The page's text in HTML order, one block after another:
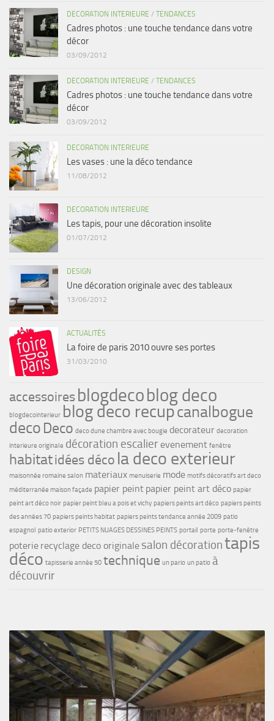
DECORATION INTERIEURE / TENDANCES
Cadres photos : une touche tendance dans votre
décor
03/09/2012
DECORATION INTERIEURE / TENDANCES
Cadres photos : une touche tendance dans votre
décor
03/09/2012
DECORATION INTERIEURE
Les vases : une la déco tendance
11/08/2012
DECORATION INTERIEURE
Les tapis, pour une décoration insolite
01/07/2012
DESIGN
Une décoration originale avec des tableaux
13/06/2012
ACTUALITÉS
La foire de paris 2010 ouvre ses portes
31/03/2010
accessoiresblogdecoblog deco
blogdecointerieur blog deco recupcanalbogue
deco Deco deco dune chambre avec bougie decorateur decoration
interieure originale décoration escalier evenement fenêtre
habitatidées déco la deco exterieur
maisonnée romaine salon materiaux menuiserie mode motifs décoratifs art deco
méditerranée maison façade papier peint papier peint art déco papier
peint art déco noir papier peint bleu a pois et vichy papiers peints art déco papiers peints
des années 70 papiers peints habitat papiers peints tendance année 2009 patio
espagnol patio exterior PETITS NUAGES DESSINES PEINTS portail porte porte-fenêtre
poterie recyclage deco originale salon décorationtapis
déco tapisserie année 50 technique un pario un patio à
découvrir